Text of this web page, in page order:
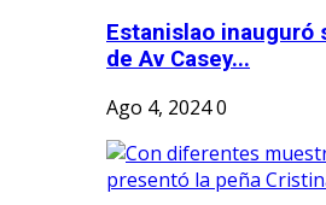
Estanislao inauguró
de Av Casey...
Ago 4, 20240